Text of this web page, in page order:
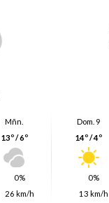
Mñn.
13º / 6º
0%
26 km/h
Dom. 9
14º / 4º
0%
13 km/h